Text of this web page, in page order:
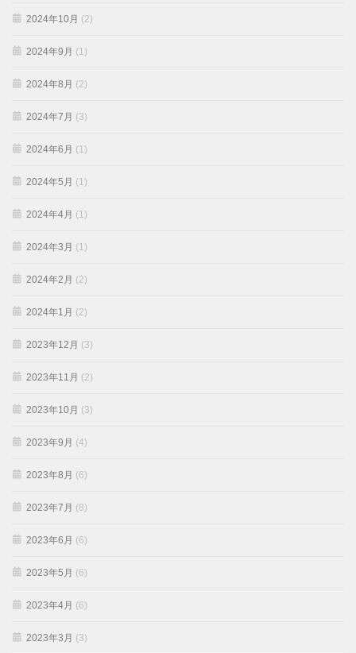
2024年10月 (2)
2024年9月 (1)
2024年8月 (2)
2024年7月 (3)
2024年6月 (1)
2024年5月 (1)
2024年4月 (1)
2024年3月 (1)
2024年2月 (2)
2024年1月 (2)
2023年12月 (3)
2023年11月 (2)
2023年10月 (3)
2023年9月 (4)
2023年8月 (6)
2023年7月 (8)
2023年6月 (6)
2023年5月 (6)
2023年4月 (6)
2023年3月 (3)